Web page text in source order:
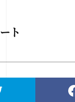
ト